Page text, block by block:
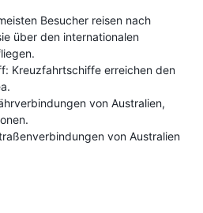
Besucher reisen nach
über den internationalen
Kreuzfahrtschiffe erreichen den
von Australien,
von Australien